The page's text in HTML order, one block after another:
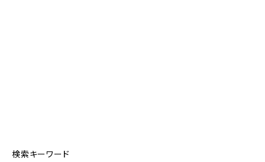
検索キーワード